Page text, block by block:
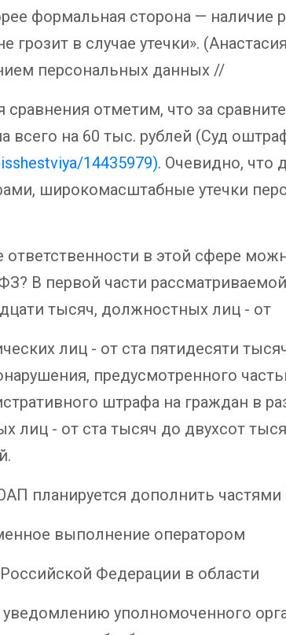
формальная сторона — наличие
в случае утечки».
персональных данных //
сравнения отметим, что за
на 60 тыс. рублей (Суд
14435979). Очевидно, что
широкомасштабные утечки
в этой сфере
В первой части
тысяч, должностных лиц - от
лиц - от ста пятидесяти
предусмотренного
штрафа на граждан в
лиц - от ста тысяч до двухсот
дополнить частями
выполнение оператором
Федерации в области
уполномоченного